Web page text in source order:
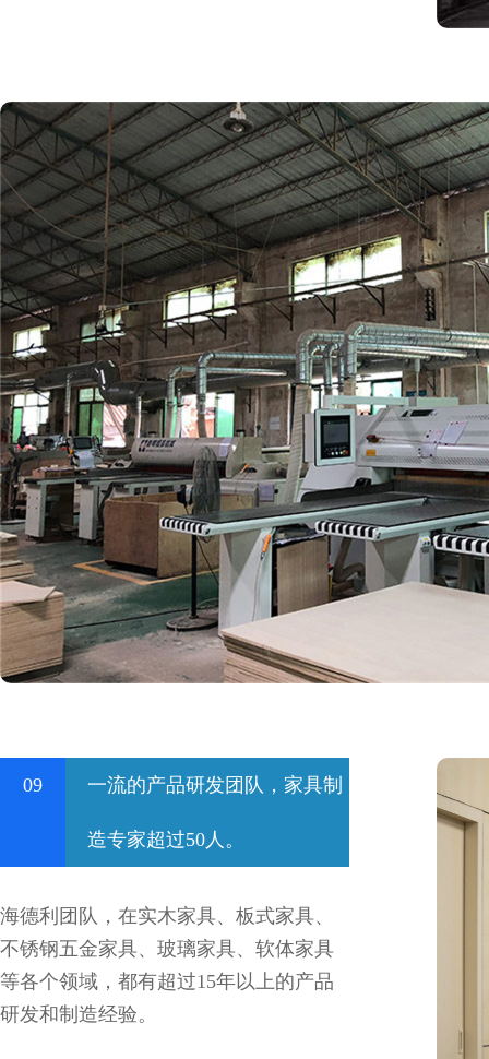
09 一流的产品研发团队，家具制
造专家超过50人。
海德利团队，在实木家具、板式家具、
不锈钢五金家具、玻璃家具、软体家具
等各个领域，都有超过15年以上的产品
研发和制造经验。